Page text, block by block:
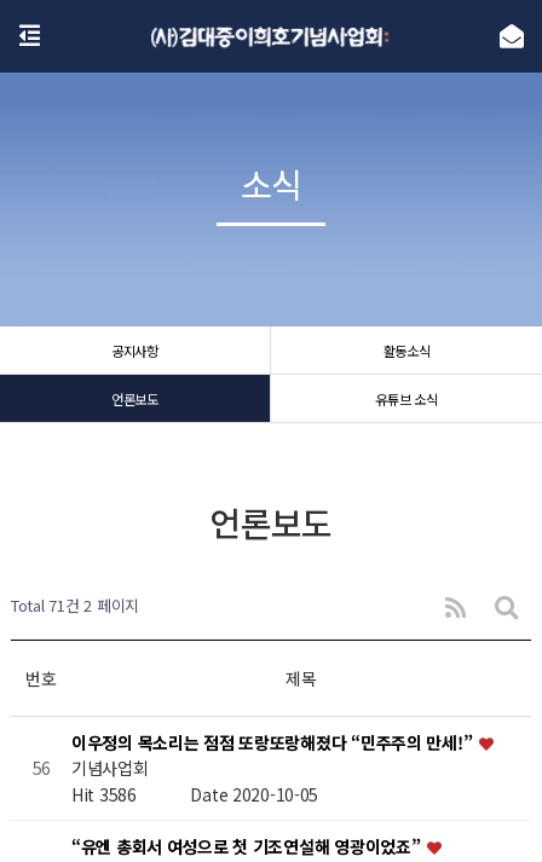
공지사항 활동소식
언론보도 유튜브 소식
소식
언론보도
소식
Total 71건 2 페이지
번호 제목
56
이우정의 목소리는 점점 또랑또랑해졌다 “민주주의 만세!”
기념사업회
Hit 3586 Date 2020-10-05
“유엔 총회서 여성으로 첫 기조연설해 영광이었죠”